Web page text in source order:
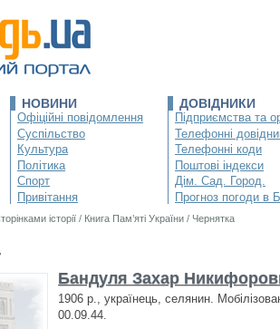
НОВИНИ
Офіційні повідомлення
Суспільство
Культура
Політика
Спорт
Привітання
ДОВІДНИКИ
Підприємства та
Телефонні
Телефонні коди
Поштові індекси
Дім. Сад. Город.
Прогноз погоди в
історії / Книга Пам’яті України / Чернятка
Бандуля Захар
1906 р., українець, селянин.
00.09.44.